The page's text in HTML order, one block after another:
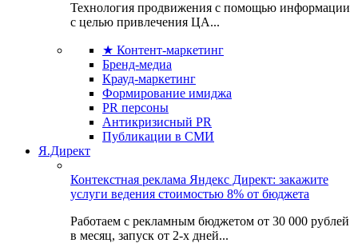
Технология продвижения с помощью информации
с целью привлечения ЦА...
★ Контент-маркетинг
Бренд-медиа
Крауд-маркетинг
Формирование имиджа
PR персоны
Антикризисный PR
Публикации в СМИ
Я.Директ
Контекстная реклама Яндекс Директ: закажите
услуги ведения стоимостью 8% от бюджета
Работаем с рекламным бюджетом от 30 000 рублей
в месяц, запуск от 2-х дней...